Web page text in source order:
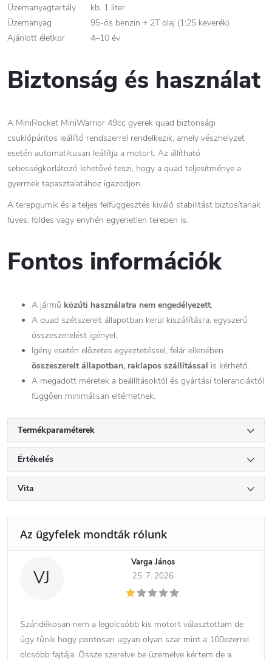
Üzemanyagtartály
kb. 1 liter
Üzemanyag
95-ös benzin + 2T olaj (1:25 keverék)
Ajánlott életkor
4–10 év
Biztonság és használat
A MiniRocket MiniWarrior 49cc gyerek quad biztonsági
csuklópántos leállító rendszerrel rendelkezik, amely vészhelyzet
esetén automatikusan leállítja a motort. Az állítható
sebességkorlátozó lehetővé teszi, hogy a quad teljesítménye a
gyermek tapasztalatához igazodjon.
A terepgumik és a teljes felfüggesztés kiváló stabilitást biztosítanak
füves, földes vagy enyhén egyenetlen terepen is.
Fontos információk
A jármű közúti használatra nem engedélyezett.
A quad szétszerelt állapotban kerül kiszállításra, egyszerű
összeszerelést igényel.
Igény esetén előzetes egyeztetéssel, felár ellenében
összeszerelt állapotban, raklapos szállítással is kérhető.
A megadott méretek a beállításoktól és gyártási toleranciáktól
függően minimálisan eltérhetnek.
Termékparaméterek
Értékelés
Vita
VJ
Varga János
25. 7. 2026
Szándékosan nem a legolcsóbb kis motort választottam de
úgy tűnik hogy pontosan ugyan olyan szar mint a 100ezerrel
olcsóbb fajtája. Össze szerelve be üzemelve kértem de a